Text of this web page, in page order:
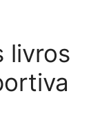
livros